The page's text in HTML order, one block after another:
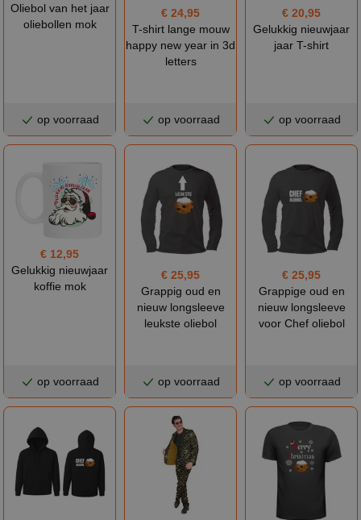
Oliebol van het jaar
oliebollen mok
op voorraad
€ 24,95
T-shirt lange mouw
happy new year in 3d
letters
op voorraad
€ 20,95
Gelukkig nieuwjaar
jaar T-shirt
op voorraad
€ 12,95
Gelukkig nieuwjaar
koffie mok
op voorraad
€ 25,95
Grappig oud en
nieuw longsleeve
leukste oliebol
op voorraad
€ 25,95
Grappige oud en
nieuw longsleeve
voor Chef oliebol
op voorraad